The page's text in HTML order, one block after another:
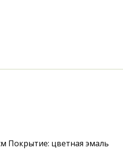
Покрытие: цветная эмаль